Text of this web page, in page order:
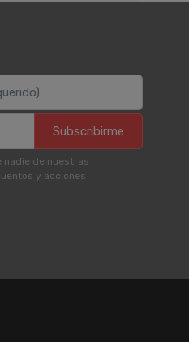
Subscribirme
nadie de nuestras
y acciones